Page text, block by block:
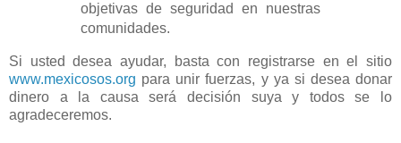
objetivas de seguridad en nuestras
comunidades.
Si usted desea ayudar, basta con registrarse en el sitio
www.mexicosos.org para unir fuerzas, y ya si desea donar
dinero a la causa será decisión suya y todos se lo
agradeceremos.